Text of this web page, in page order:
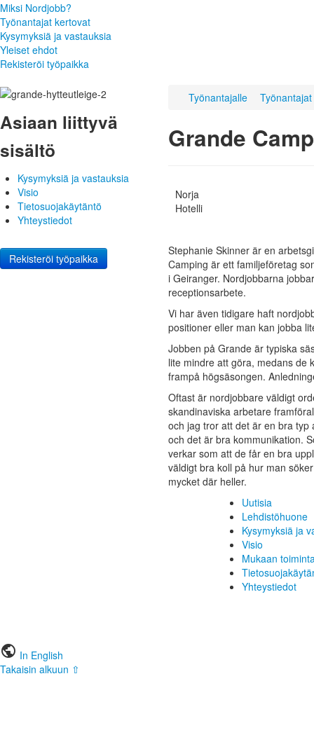
Miksi Nordjobb?
Työnantajat kertovat
Kysymyksiä ja vastauksia
Yleiset ehdot
Rekisteröi työpaikka
Asiaan liittyvä
sisältö
Kysymyksiä ja vastauksia
Visio
Tietosuojakäytäntö
Yhteystiedot
Rekisteröi työpaikka
Työnantajalle
Grande
Norja
Hotelli
Stephanie Skinner är en
Camping är ett familjeföretag
i Geiranger. Nordjobbarna
receptionsarbete.
Vi har även tidigare haft
positioner eller man kan jobba
Jobben på Grande är typiska
lite mindre att göra, medans de
frampå högsäsongen.
Oftast är nordjobbare väldigt
skandinaviska arbetare
och jag tror att det är en bra
och det är bra kommunikation.
verkar som att de får en bra
väldigt bra koll på hur man
mycket där heller.
Uutisia
Lehdistöhuone
Kysymyksiä ja
Visio
Mukaan
Yhteystiedot
public In English
Takaisin alkuun ⇧